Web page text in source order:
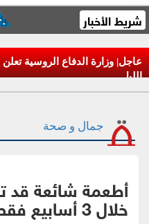
شريط الأخبار 210
الليل
جمال و صحة
أطعمة شائعة قد
خلال 3 أسابيع فقط